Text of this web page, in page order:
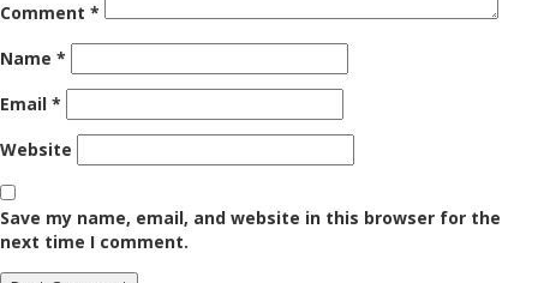
Comment *
Name *
Email *
Website
Save my name, email, and website in this browser for the
next time I comment.